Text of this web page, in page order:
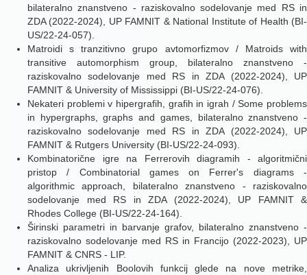
bilateralno znanstveno - raziskovalno sodelovanje med RS in
ZDA (2022-2024), UP FAMNIT & National Institute of Health (BI-
US/22-24-057).
Matroidi s tranzitivno grupo avtomorfizmov / Matroids with
transitive automorphism group, bilateralno znanstveno -
raziskovalno sodelovanje med RS in ZDA (2022-2024), UP
FAMNIT & University of Mississippi (BI-US/22-24-076).
Nekateri problemi v hipergrafih, grafih in igrah / Some problems
in hypergraphs, graphs and games, bilateralno znanstveno -
raziskovalno sodelovanje med RS in ZDA (2022-2024), UP
FAMNIT & Rutgers University (BI-US/22-24-093).
Kombinatorične igre na Ferrerovih diagramih - algoritmični
pristop / Combinatorial games on Ferrer's diagrams -
algorithmic approach, bilateralno znanstveno - raziskovalno
sodelovanje med RS in ZDA (2022-2024), UP FAMNIT &
Rhodes College (BI-US/22-24-164).
Širinski parametri in barvanje grafov, bilateralno znanstveno -
raziskovalno sodelovanje med RS in Francijo (2022-2023), UP
FAMNIT & CNRS - LIP.
Analiza ukrivljenih Boolovih funkcij glede na nove metrike,